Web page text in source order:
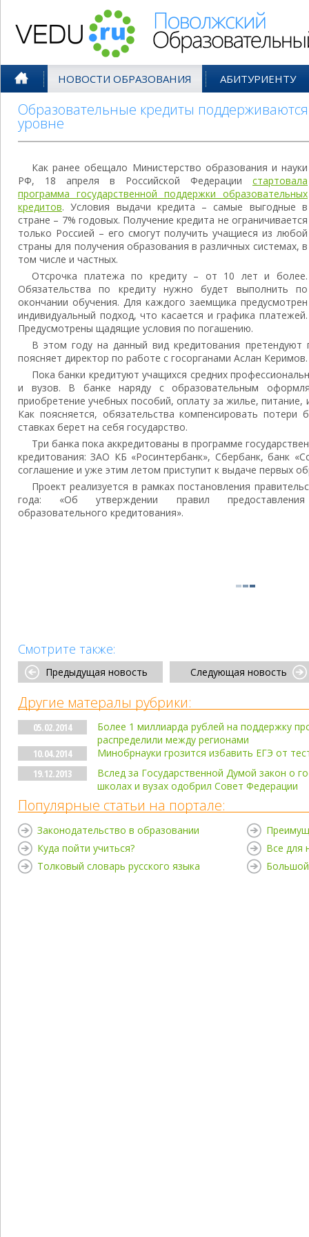
НОВОСТИ ОБРАЗОВАНИЯ АБИТУРИЕНТУ
Образовательные кредиты
уровне
Как ранее обещало Министерство образования и науки
РФ, 18 апреля в Российской Федерации стартовала
программа государственной поддержки образовательных
кредитов. Условия выдачи кредита – самые выгодные в
стране – 7% годовых. Получение кредита не ограничивается
только Россией – его смогут получить учащиеся из любой
страны для получения образования в различных системах, в
том числе и частных.
Отсрочка платежа по кредиту – от 10 лет и более.
Обязательства по кредиту нужно будет выполнить по
окончании обучения. Для каждого заемщика предусмотрен
индивидуальный подход, что касается и графика платежей.
Предусмотрены щадящие условия по погашению.
В этом году на данный вид кредитования
поясняет директор по работе с госорганами Аслан Керимов.
Пока банки кредитуют учащихся средних
и вузов. В банке наряду с образовательным
приобретение учебных пособий, оплату за жилье, питание,
Как поясняется, обязательства компенсировать
ставках берет на себя государство.
Три банка пока аккредитованы в программе
кредитования: ЗАО КБ «Росинтербанк», Сбербанк, банк
соглашение и уже этим летом приступит к выдаче первых
Проект реализуется в рамках постановления
года: «Об утверждении правил предоставления
образовательного кредитования».
Смотрите также:
Предыдущая новость Следующая новость
Другие матералы рубрики:
05.02.2014
Более 1 миллиарда рублей на поддержку
распределили между регионами
10.04.2014
Минобрнауки грозится избавить ЕГЭ от
19.12.2013
Вслед за Государственной Думой закон о
школах и вузах одобрил Совет Федерации
Популярные статьи на портале:
Законодательство в образовании
Куда пойти учиться?
Толковый словарь русского языка
Все для
Большой